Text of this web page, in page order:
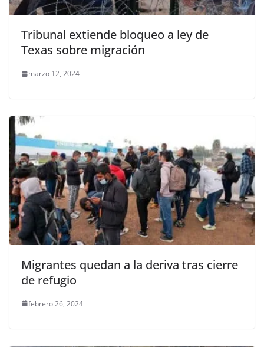
Tribunal extiende bloqueo a ley de
Texas sobre migración
marzo 12, 2024
Migrantes quedan a la deriva tras cierre
de refugio
febrero 26, 2024